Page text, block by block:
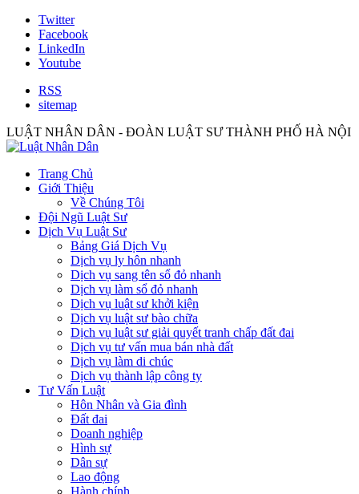
Twitter
Facebook
LinkedIn
Youtube
RSS
sitemap
LUẬT NHÂN DÂN - ĐOÀN LUẬT SƯ THÀNH PHỐ HÀ NỘI
Trang Chủ
Giới Thiệu
Về Chúng Tôi
Đội Ngũ Luật Sư
Dịch Vụ Luật Sư
Bảng Giá Dịch Vụ
Dịch vụ ly hôn nhanh
Dịch vụ sang tên sổ đỏ nhanh
Dịch vụ làm sổ đỏ nhanh
Dịch vụ luật sư khởi kiện
Dịch vụ luật sư bào chữa
Dịch vụ luật sư giải quyết tranh chấp đất đai
Dịch vụ tư vấn mua bán nhà đất
Dịch vụ làm di chúc
Dịch vụ thành lập công ty
Tư Vấn Luật
Hôn Nhân và Gia đình
Đất đai
Doanh nghiệp
Hình sự
Dân sự
Lao động
Hành chính